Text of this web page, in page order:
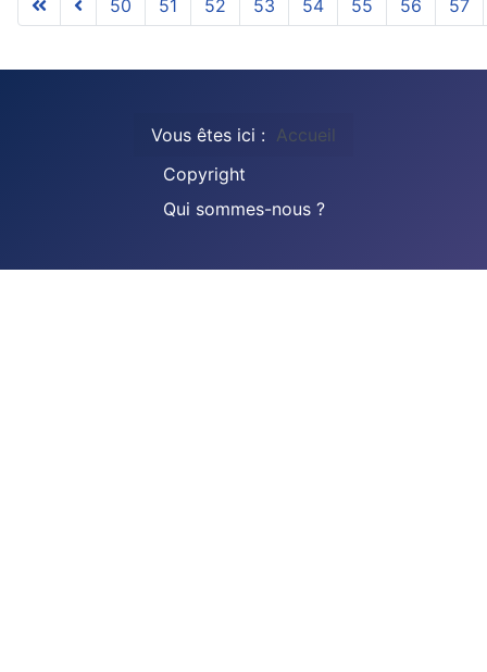
50 51 52 53 54 55 56 57
Vous êtes ici : Accueil
Copyright
Qui sommes-nous ?